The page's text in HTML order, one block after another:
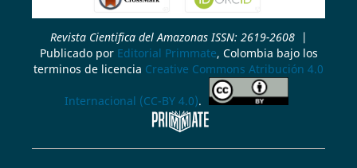
Revista Cientifica del Amazonas ISSN: 2619-2608|
Publicado por Editorial Primmate, Colombia bajo los
terminos de licencia Creative Commons Atribución 4.0
Internacional (CC-BY 4.0).